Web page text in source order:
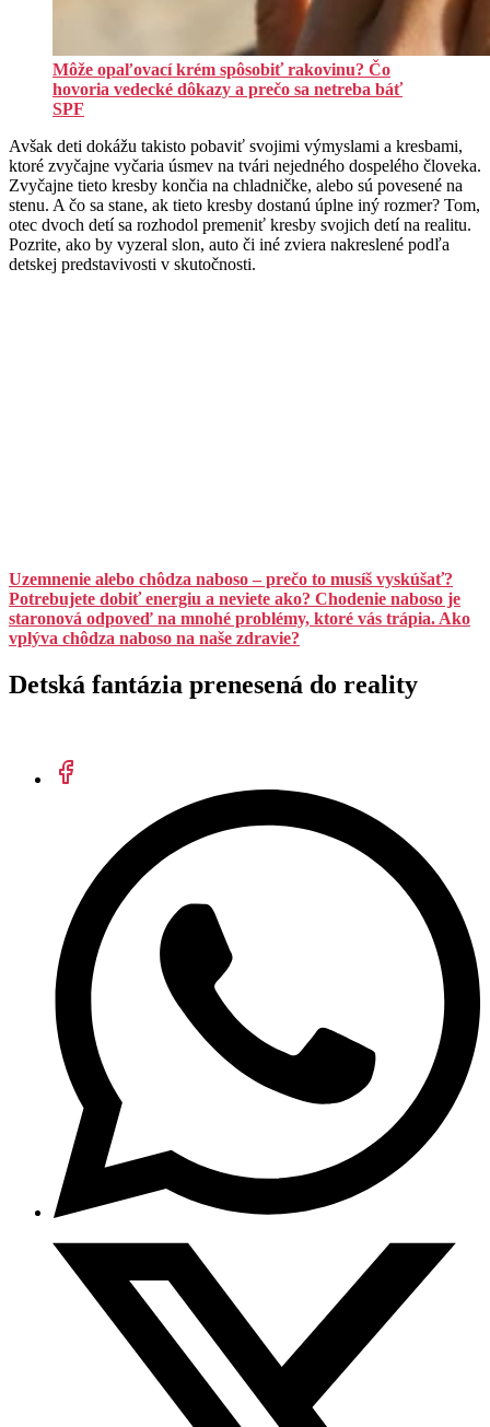
Môže opaľovací krém spôsobiť rakovinu? Čo
hovoria vedecké dôkazy a prečo sa netreba báť
SPF
Avšak deti dokážu takisto pobaviť svojimi výmyslami a kresbami,
ktoré zvyčajne vyčaria úsmev na tvári nejedného dospelého človeka.
Zvyčajne tieto kresby končia na chladničke, alebo sú povesené na
stenu. A čo sa stane, ak tieto kresby dostanú úplne iný rozmer? Tom,
otec dvoch detí sa rozhodol premeniť kresby svojich detí na realitu.
Pozrite, ako by vyzeral slon, auto či iné zviera nakreslené podľa
detskej predstavivosti v skutočnosti.
Uzemnenie alebo chôdza naboso – prečo to musíš vyskúšať?
Potrebujete dobiť energiu a neviete ako? Chodenie naboso je
staronová odpoveď na mnohé problémy, ktoré vás trápia. Ako
vplýva chôdza naboso na naše zdravie?
Detská fantázia prenesená do reality